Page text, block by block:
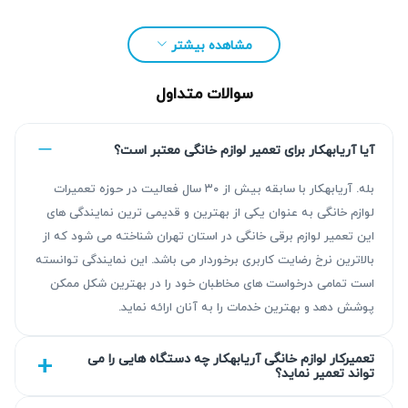
مزیت‌ آریابهکار برای تعمیر اتو پرس بایترون در
اصفهان
تیم آریابهکار با بیش از ۳۰ سال تجربه در زمینه تعمیر انواع لوازم
خانگی، خدماتی مطمئن و با کیفیت ارائه می‌دهد. ما با عیب‌یابی
برای خدمات خود گارانتی کتبی ۹۰ تا ۴۵۰ روزه ارائه می‌دهیم.
مشاهده بیشتر
سوالات متداول
آیا آریابهکار برای تعمیر لوازم خانگی معتبر است؟
بله. آریابهکار با سابقه بیش از ۳۰ سال فعالیت در حوزه تعمیرات
لوازم خانگی به عنوان یکی از بهترین و قدیمی ترین نمایندگی های
این تعمیر لوازم برقی خانگی در استان تهران شناخته می شود که از
بالاترین نرخ رضایت کاربری برخوردار می باشد. این نمایندگی توانسته
است تمامی درخواست های مخاطبان خود را در بهترین شکل ممکن
پوشش دهد و بهترین خدمات را به آنان ارائه نماید.
تعمیرکار لوازم خانگی آریابهکار چه دستگاه هایی را می
تواند تعمیر نماید؟